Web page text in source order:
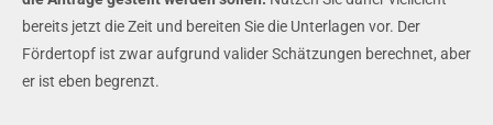
bereits jetzt die Zeit und bereiten Sie die Unterlagen vor. Der
Fördertopf ist zwar aufgrund valider Schätzungen berechnet, aber
er ist eben begrenzt.